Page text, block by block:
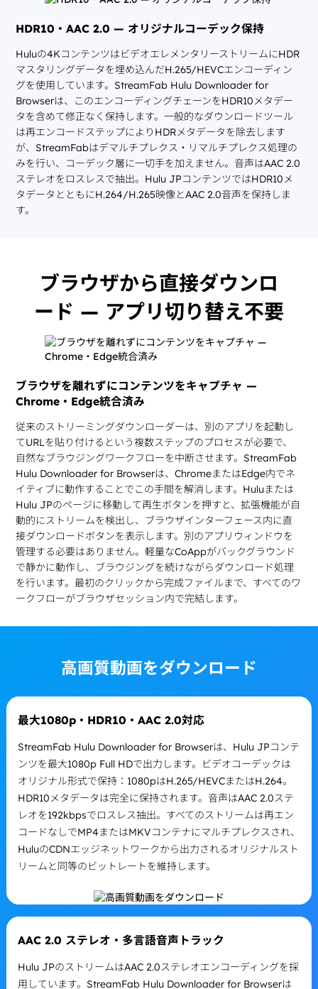
HDR10・AAC 2.0 — オリジナルコーデック保持
Huluの4KコンテンツはビデオエレメンタリーストリームにHDR
マスタリングデータを埋め込んだH.265/HEVCエンコーディン
グを使用しています。StreamFab Hulu Downloader for
Browserは、このエンコーディングチェーンをHDR10メタデー
タを含めて修正なく保持します。一般的なダウンロードツール
は再エンコードステップによりHDRメタデータを除去します
が、StreamFabはデマルチプレクス・リマルチプレクス処理の
みを行い、コーデック層に一切手を加えません。音声はAAC 2.0
ステレオをロスレスで抽出。Hulu JPコンテンツではHDR10メ
タデータとともにH.264/H.265映像とAAC 2.0音声を保持しま
す。
ブラウザから直接ダウンロ
ード — アプリ切り替え不要
ブラウザを離れずにコンテンツをキャプチャ —
Chrome・Edge統合済み
従来のストリーミングダウンローダーは、別のアプリを起動し
てURLを貼り付けるという複数ステップのプロセスが必要で、
自然なブラウジングワークフローを中断させます。StreamFab
Hulu Downloader for Browserは、ChromeまたはEdge内でネ
イティブに動作することでこの手間を解消します。Huluまたは
Hulu JPのページに移動して再生ボタンを押すと、拡張機能が自
動的にストリームを検出し、ブラウザインターフェース内に直
接ダウンロードボタンを表示します。別のアプリウィンドウを
管理する必要はありません。軽量なCoAppがバックグラウンド
で静かに動作し、ブラウジングを続けながらダウンロード処理
を行います。最初のクリックから完成ファイルまで、すべてのワ
ークフローがブラウザセッション内で完結します。
高画質動画をダウンロード
最大1080p・HDR10・AAC 2.0対応
StreamFab Hulu Downloader for Browserは、Hulu JPコンテ
ンツを最大1080p Full HDで出力します。ビデオコーデックは
オリジナル形式で保持：1080pはH.265/HEVCまたはH.264。
HDR10メタデータは完全に保持されます。音声はAAC 2.0ステ
レオを192kbpsでロスレス抽出。すべてのストリームは再エン
コードなしでMP4またはMKVコンテナにマルチプレクスされ、
HuluのCDNエッジネットワークから出力されるオリジナルスト
リームと同等のビットレートを維持します。
AAC 2.0 ステレオ・多言語音声トラック
Hulu JPのストリームはAAC 2.0ステレオエンコーディングを採
用しています。StreamFab Hulu Downloader for Browserは